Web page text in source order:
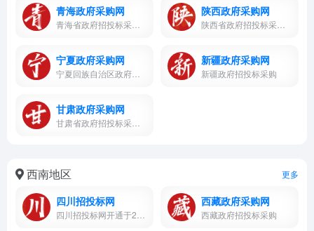
青海政府采购网 陕西政府采购网
宁夏政府采购网 新疆政府采购网
新疆政府招投标采购
甘肃政府采购网
西南地区 更多
四川招投标网 西藏政府采购网
西藏政府招投标采购